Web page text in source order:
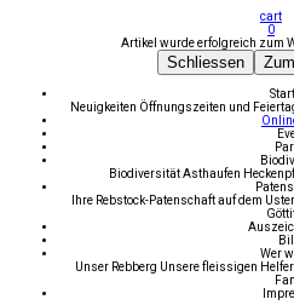
cart
0
Artikel wurde erfolgreich zum
Schliessen
Neuigkeiten Öffnungszeiten und
BiodiversitätAsthaufen
Ihre Rebstock-Patenschaft auf dem
Wer
Unser Rebberg Unsere fleissigen